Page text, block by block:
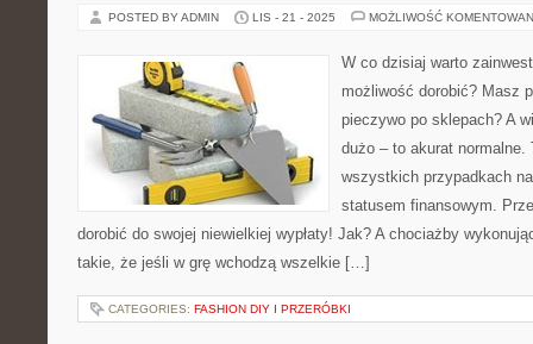
POSTED BY ADMIN LIS - 21 - 2025 MOŻLIWOŚĆ
W co dzisiaj warto
możliwość dorobić? Masz
pieczywo po sklepach? A
dużo – to akurat
wszystkich przypadkach
statusem finansowym.
dorobić do swojej niewielkiej wypłaty! Jak? A chociażby
takie, że jeśli w grę wchodzą wszelkie […]
CATEGORIES: FASHION DIY I PRZERÓBKI